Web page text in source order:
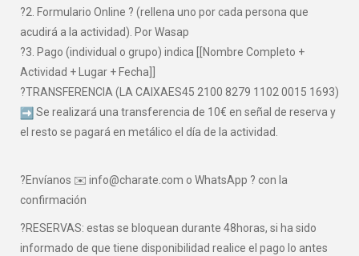
?2. Formulario Online ? (rellena uno por cada persona que
acudirá a la actividad). Por Wasap
?3. Pago (individual o grupo) indica [[Nombre Completo +
Actividad + Lugar + Fecha]]
?TRANSFERENCIA (LA CAIXAES45 2100 8279 1102 0015 1693)
Se realizará una transferencia de 10€ en señal de reserva y
el resto se pagará en metálico el día de la actividad.
?Envíanos ✉️ info@charate.com o WhatsApp ? con la
confirmación
?RESERVAS: estas se bloquean durante 48horas, si ha sido
informado de que tiene disponibilidad realice el pago lo antes